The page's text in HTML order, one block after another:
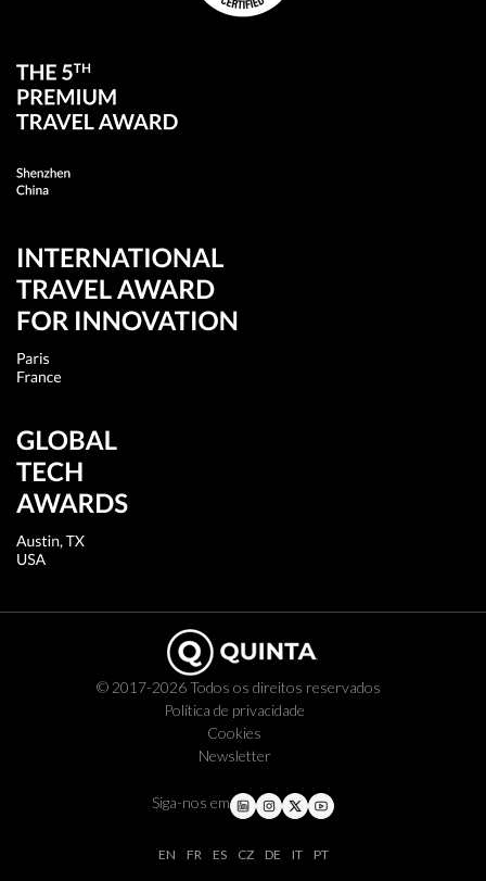
© 2017-2026 Todos os direitos reservados
Política de privacidade
Cookies
Newsletter
Siga-nos em
EN FR ES CZ DE IT PT